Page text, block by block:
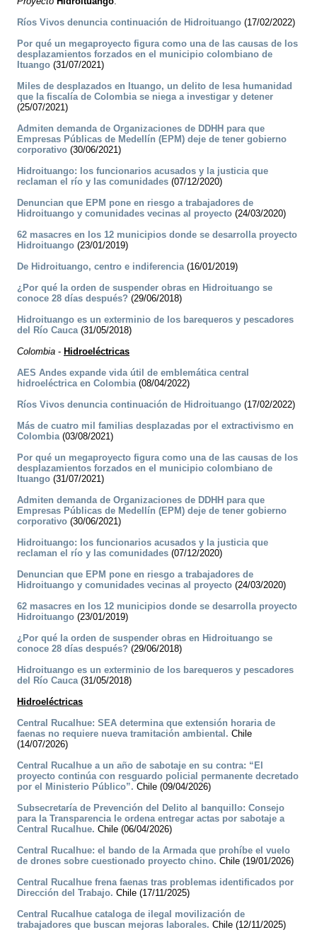
Ríos Vivos denuncia continuación de Hidroituango (17/02/2022)
Por qué un megaproyecto figura como una de las causas de los
desplazamientos forzados en el municipio colombiano de
Ituango (31/07/2021)
Miles de desplazados en Ituango, un delito de lesa humanidad
que la fiscalía de Colombia se niega a investigar y detener
(25/07/2021)
Admiten demanda de Organizaciones de DDHH para que
Empresas Públicas de Medellín (EPM) deje de tener gobierno
corporativo (30/06/2021)
Hidroituango: los funcionarios acusados y la justicia que
reclaman el río y las comunidades (07/12/2020)
Denuncian que EPM pone en riesgo a trabajadores de
Hidroituango y comunidades vecinas al proyecto (24/03/2020)
62 masacres en los 12 municipios donde se desarrolla proyecto
Hidroituango (23/01/2019)
De Hidroituango, centro e indiferencia(16/01/2019)
¿Por qué la orden de suspender obras en Hidroituango se
conoce 28 días después? (29/06/2018)
Hidroituango es un exterminio de los barequeros y pescadores
del Río Cauca(31/05/2018)
Colombia - Hidroeléctricas
AES Andes expande vida útil de emblemática central
hidroeléctrica en Colombia(08/04/2022)
Ríos Vivos denuncia continuación de Hidroituango (17/02/2022)
Más de cuatro mil familias desplazadas por el extractivismo en
Colombia(03/08/2021)
Por qué un megaproyecto figura como una de las causas de los
desplazamientos forzados en el municipio colombiano de
Ituango (31/07/2021)
Admiten demanda de Organizaciones de DDHH para que
Empresas Públicas de Medellín (EPM) deje de tener gobierno
corporativo (30/06/2021)
Hidroituango: los funcionarios acusados y la justicia que
reclaman el río y las comunidades (07/12/2020)
Denuncian que EPM pone en riesgo a trabajadores de
Hidroituango y comunidades vecinas al proyecto (24/03/2020)
62 masacres en los 12 municipios donde se desarrolla proyecto
Hidroituango (23/01/2019)
¿Por qué la orden de suspender obras en Hidroituango se
conoce 28 días después? (29/06/2018)
Hidroituango es un exterminio de los barequeros y pescadores
del Río Cauca(31/05/2018)
Hidroeléctricas
Central Rucalhue: SEA determina que extensión horaria de
faenas no requiere nueva tramitación ambiental. Chile
(14/07/2026)
Central Rucalhue a un año de sabotaje en su contra: “El
proyecto continúa con resguardo policial permanente decretado
por el Ministerio Público”. Chile (09/04/2026)
Subsecretaría de Prevención del Delito al banquillo: Consejo
para la Transparencia le ordena entregar actas por sabotaje a
Central Rucalhue. Chile (06/04/2026)
Central Rucalhue: el bando de la Armada que prohíbe el vuelo
de drones sobre cuestionado proyecto chino. Chile (19/01/2026)
Central Rucalhue frena faenas tras problemas identificados por
Dirección del Trabajo. Chile (17/11/2025)
Central Rucalhue cataloga de ilegal movilización de
trabajadores que buscan mejoras laborales. Chile (12/11/2025)